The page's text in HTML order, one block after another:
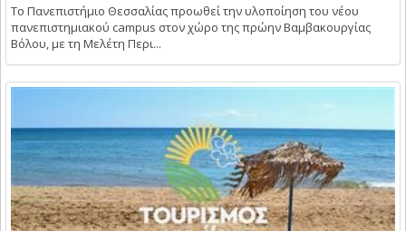
Το Πανεπιστήμιο Θεσσαλίας προωθεί την υλοποίηση του νέου
πανεπιστημιακού campus στον χώρο της πρώην Βαμβακουργίας
Βόλου, με τη Μελέτη Περι...